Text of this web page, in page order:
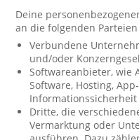
Deine
an die folgenden
Verbundene
und/oder
Softwareanbieter, wie
Software, Hosting,
Informationssicherheit
Dritte, die
Vermarktung oder